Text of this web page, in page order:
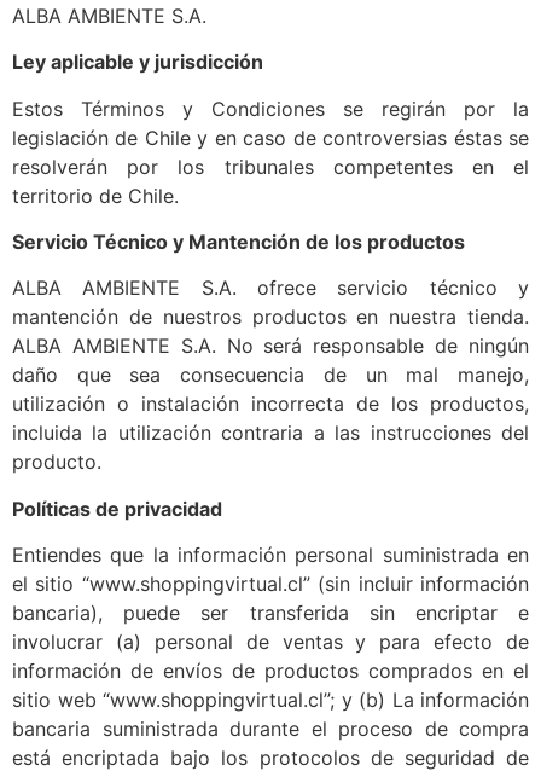
ALBA AMBIENTE S.A.
Ley aplicable y jurisdicción
Estos Términos y Condiciones se regirán por la
legislación de Chile y en caso de controversias éstas se
resolverán por los tribunales competentes en el
territorio de Chile.
Servicio Técnico y Mantención de los productos
ALBA AMBIENTE S.A. ofrece servicio técnico y
mantención de nuestros productos en nuestra tienda.
ALBA AMBIENTE S.A. No será responsable de ningún
daño que sea consecuencia de un mal manejo,
utilización o instalación incorrecta de los productos,
incluida la utilización contraria a las instrucciones del
producto.
Políticas de privacidad
Entiendes que la información personal suministrada en
el sitio “www.shoppingvirtual.cl” (sin incluir información
bancaria), puede ser transferida sin encriptar e
involucrar (a) personal de ventas y para efecto de
información de envíos de productos comprados en el
sitio web “www.shoppingvirtual.cl”; y (b) La información
bancaria suministrada durante el proceso de compra
está encriptada bajo los protocolos de seguridad de